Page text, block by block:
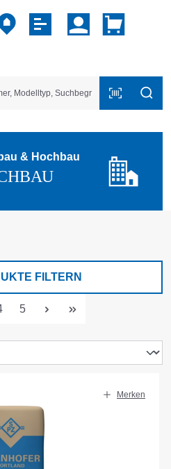
springen
& Hochbau
FILTERN
Seite
5
Merken